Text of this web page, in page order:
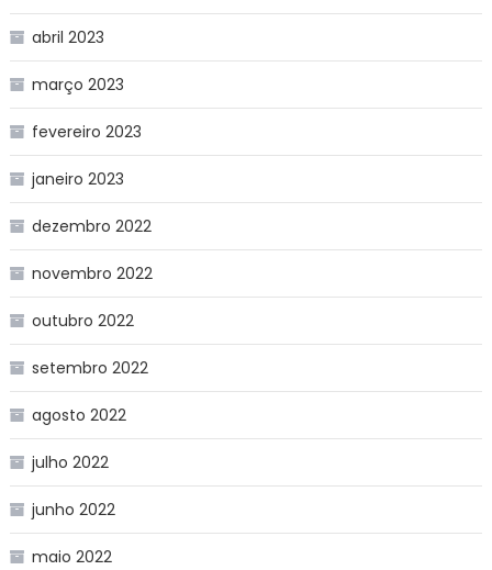
abril 2023
março 2023
fevereiro 2023
janeiro 2023
dezembro 2022
novembro 2022
outubro 2022
setembro 2022
agosto 2022
julho 2022
junho 2022
maio 2022